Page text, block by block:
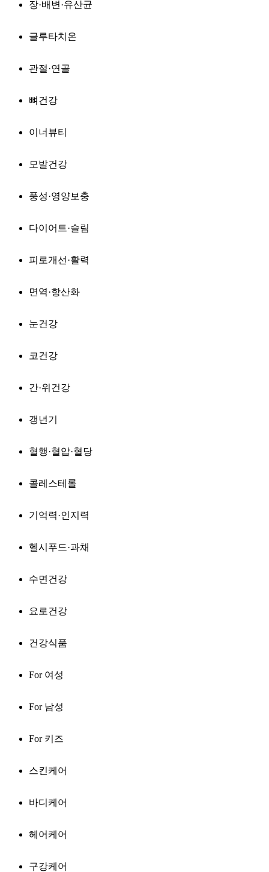
장·배변·유산균
글루타치온
관절·연골
뼈건강
이너뷰티
모발건강
풍성·영양보충
다이어트·슬림
피로개선·활력
면역·항산화
눈건강
코건강
간·위건강
갱년기
혈행·혈압·혈당
콜레스테롤
기억력·인지력
헬시푸드·과채
수면건강
요로건강
건강식품
For 여성
For 남성
For 키즈
스킨케어
바디케어
헤어케어
구강케어